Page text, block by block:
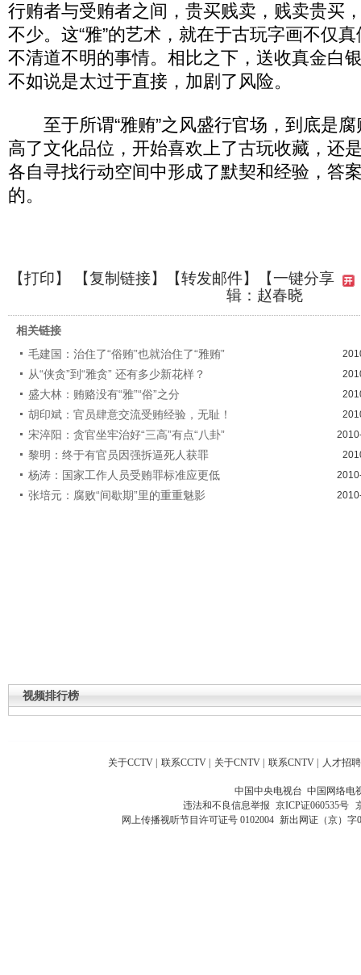
行贿者与受贿者之间，贵买贱卖，贱卖贵买
不少。这“雅”的艺术，就在于古玩字画不仅
不清道不明的事情。相比之下，送收真金白
不如说是太过于直接，加剧了风险。
至于所谓“雅贿”之风盛行官场，到底是腐
高了文化品位，开始喜欢上了古玩收藏，还
各自寻找行动空间中形成了默契和经验，答
的。
【打印】 【复制链接】【转发邮件】
【一键分享
辑：赵春晓
相关链接
毛建国：治住了“俗贿”也就治住了“雅贿”
从“侠贪”到“雅贪” 还有多少新花样？
盛大林：贿赂没有“雅”“俗”之分
胡印斌：官员肆意交流受贿经验，无耻！
宋淬阳：贪官坐牢治好“三高”有点“八卦”
黎明：终于有官员因强拆逼死人获罪
杨涛：国家工作人员受贿罪标准应更低
张培元：腐败“间歇期”里的重重魅影
视频排行榜
关于CCTV | 联系CCTV | 关于CNTV | 联系CNTV | 人才招聘
中国中央电视台 中国网络电
违法和不良信息举报 京ICP证060535号
网上传播视听节目许可证号 0102004 新出网证（京）